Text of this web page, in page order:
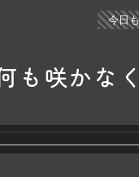
今日
も咲かな